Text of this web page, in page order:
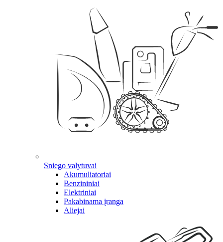
Sniego valytuvai
Akumuliatoriai
Benzininiai
Elektriniai
Pakabinama įranga
Aliejai